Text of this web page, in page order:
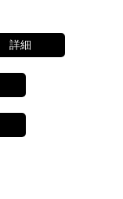
詳細